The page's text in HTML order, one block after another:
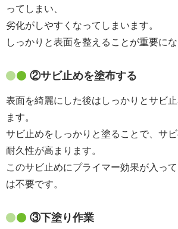
ってしまい、
劣化がしやすくなってしまいます。
しっかりと表面を整えることが重要にな
②サビ止めを塗布する
表面を綺麗にした後はしっかりとサビ
ます。
サビ止めをしっかりと塗ることで、サビ
耐久性が高まります。
このサビ止めにプライマー効果が入っ
は不要です。
③下塗り作業